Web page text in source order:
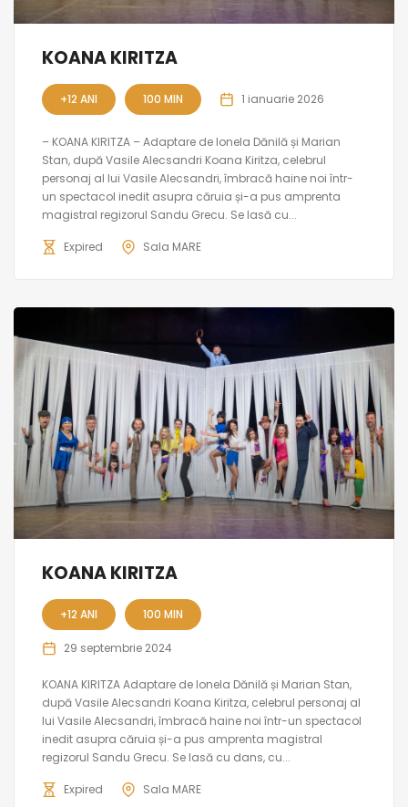
KOANA KIRITZA
+12 ANI 100 MIN 1 ianuarie 2026
– KOANA KIRITZA – Adaptare de Ionela Dănilă și Marian
Stan, după Vasile Alecsandri Koana Kiritza, celebrul
personaj al lui Vasile Alecsandri, îmbracă haine noi într-
un spectacol inedit asupra căruia și-a pus amprenta
magistral regizorul Sandu Grecu. Se lasă cu...
Expired Sala MARE
KOANA KIRITZA
+12 ANI 100 MIN
29 septembrie 2024
KOANA KIRITZA Adaptare de Ionela Dănilă și Marian Stan,
după Vasile Alecsandri Koana Kiritza, celebrul personaj al
lui Vasile Alecsandri, îmbracă haine noi într-un spectacol
inedit asupra căruia și-a pus amprenta magistral
regizorul Sandu Grecu. Se lasă cu dans, cu...
Expired Sala MARE